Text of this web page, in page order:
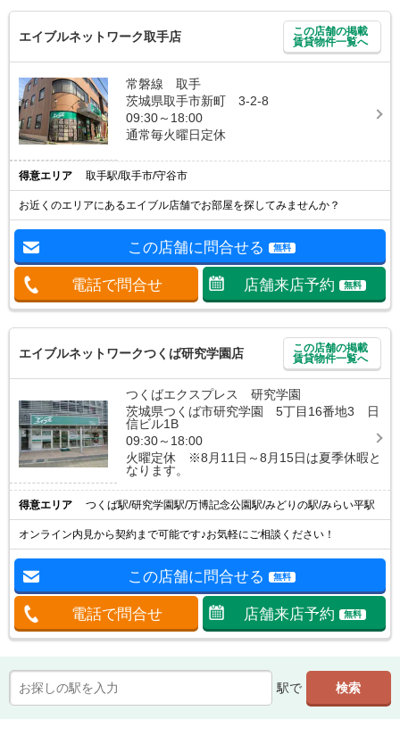
エイブルネットワーク取手店
この店舗の掲載
賃貸物件一覧へ
常磐線 取手
茨城県取手市新町 3-2-8
09:30～18:00
通常毎火曜日定休
得意エリア 取手駅/取手市/守谷市
お近くのエリアにあるエイブル店舗でお部屋を探してみませんか？
この店舗に問合せる 無料
電話で問合せ 店舗来店予約 無料
エイブルネットワークつくば研究学園店
この店舗の掲載
賃貸物件一覧へ
つくばエクスプレス 研究学園
茨城県つくば市研究学園 5丁目16番地3 日
信ビル1B
09:30～18:00
火曜定休 ※8月11日～8月15日は夏季休暇と
なります。
得意エリア つくば駅/研究学園駅/万博記念公園駅/みどりの駅/みらい平駅
オンライン内見から契約まで可能です♪お気軽にご相談ください！
この店舗に問合せる 無料
電話で問合せ 店舗来店予約 無料
駅で